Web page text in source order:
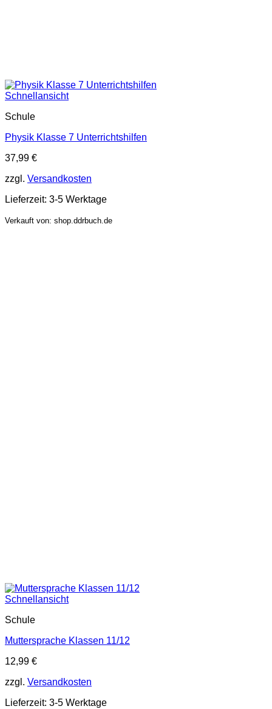
Schnellansicht
Schule
Physik Klasse 7 Unterrichtshilfen
37,99 €
zzgl. Versandkosten
Lieferzeit: 3-5 Werktage
Verkauft von: shop.ddrbuch.de
Schnellansicht
Schule
Muttersprache Klassen 11/12
12,99 €
zzgl. Versandkosten
Lieferzeit: 3-5 Werktage